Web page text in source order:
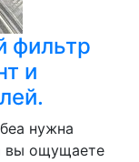
фильтр
и
нужна
вы ощущаете